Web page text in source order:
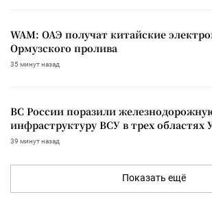
WAM: ОАЭ получат китайские
Ормузского пролива
35 минут назад
ВС России поразили
инфраструктуру ВСУ в трех областях
39 минут назад
Показать ещё